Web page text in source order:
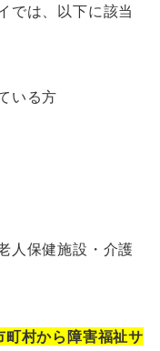
では、以下に該当
いる方
人保健施設・介護
村から障害福祉サ